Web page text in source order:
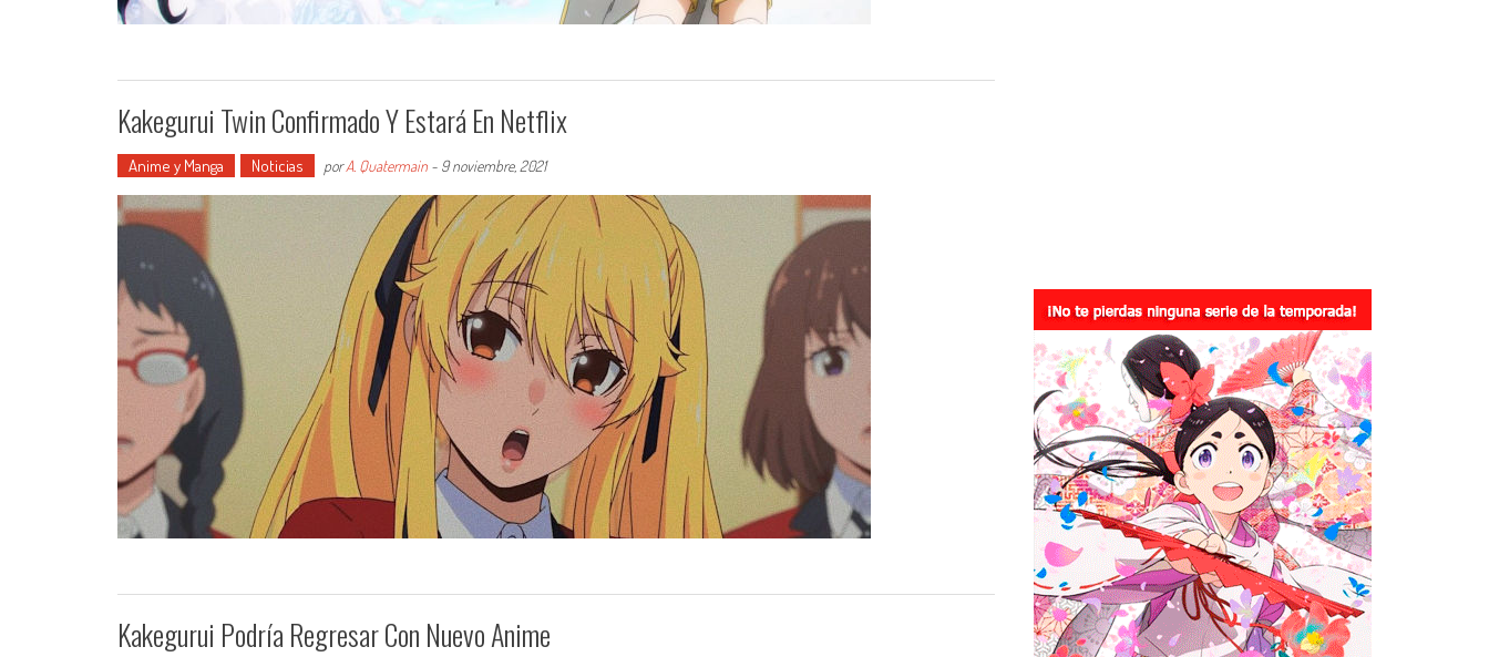
Kakegurui Twin Confirmado Y Estará En Netflix
Anime y Manga Noticias porA. Quatermain - 9 noviembre, 2021
Kakegurui Podría Regresar Con Nuevo Anime